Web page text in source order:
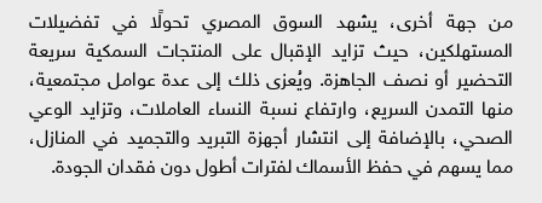
من جهة أخرى، يشهد السوق المصري تحولًا في تفضيلات
المستهلكين، حيث تزايد الإقبال على المنتجات السمكية سريعة
التحضير أو نصف الجاهزة. ويُعزى ذلك إلى عدة عوامل مجتمعية،
منها التمدن السريع، وارتفاع نسبة النساء العاملات، وتزايد الوعي
الصحي، بالإضافة إلى انتشار أجهزة التبريد والتجميد في المنازل،
مما يسهم في حفظ الأسماك لفترات أطول دون فقدان الجودة.